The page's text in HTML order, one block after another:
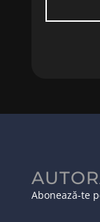
Abonează-te